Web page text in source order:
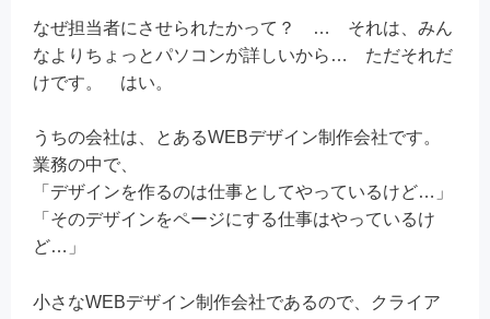
なぜ担当者にさせられたかって？ … それは、みん
なよりちょっとパソコンが詳しいから… ただそれだ
けです。 はい。
うちの会社は、とあるWEBデザイン制作会社です。
業務の中で、
「デザインを作るのは仕事としてやっているけど…」
「そのデザインをページにする仕事はやっているけ
ど…」
小さなWEBデザイン制作会社であるので、クライア